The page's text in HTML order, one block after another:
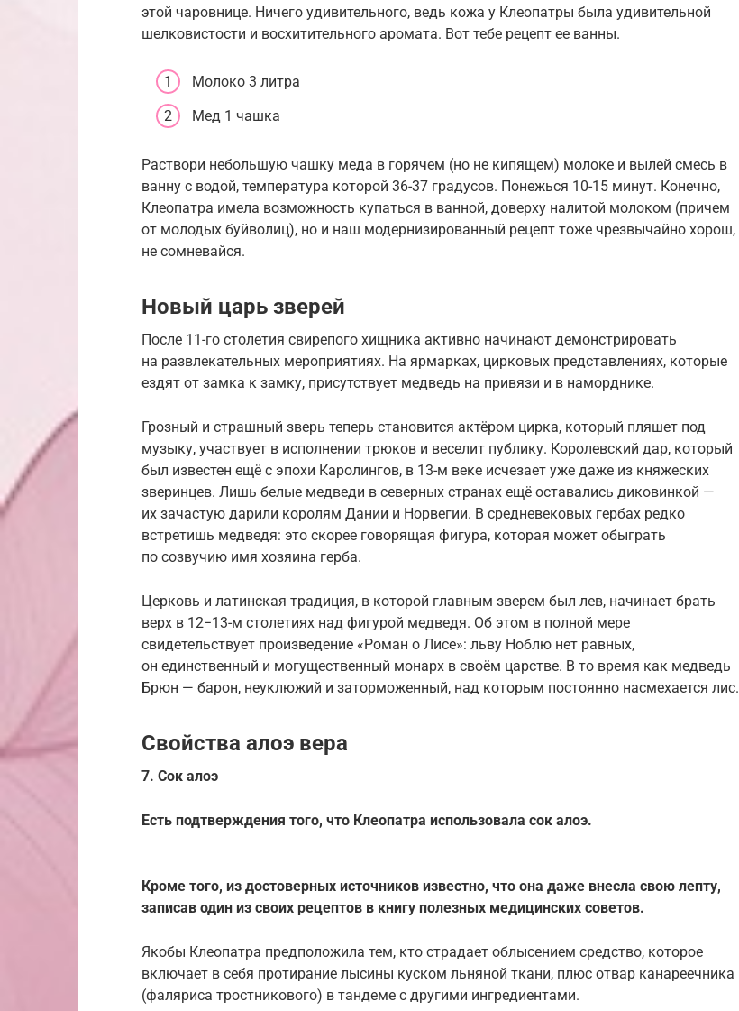
этой чаровнице. Ничего удивительного, ведь кожа у Клеопатры была удивительной
шелковистости и восхитительного аромата. Вот тебе рецепт ее ванны.
Молоко 3 литра
Мед 1 чашка
Раствори небольшую чашку меда в горячем (но не кипящем) молоке и вылей смесь в
ванну с водой, температура которой 36-37 градусов. Понежься 10-15 минут. Конечно,
Клеопатра имела возможность купаться в ванной, доверху налитой молоком (причем
от молодых буйволиц), но и наш модернизированный рецепт тоже чрезвычайно хорош,
не сомневайся.
Новый царь зверей
После 11-го столетия свирепого хищника активно начинают демонстрировать
на развлекательных мероприятиях. На ярмарках, цирковых представлениях, которые
ездят от замка к замку, присутствует медведь на привязи и в наморднике.
Грозный и страшный зверь теперь становится актёром цирка, который пляшет под
музыку, участвует в исполнении трюков и веселит публику. Королевский дар, который
был известен ещё с эпохи Каролингов, в 13-м веке исчезает уже даже из княжеских
зверинцев. Лишь белые медведи в северных странах ещё оставались диковинкой —
их зачастую дарили королям Дании и Норвегии. В средневековых гербах редко
встретишь медведя: это скорее говорящая фигура, которая может обыграть
по созвучию имя хозяина герба.
Церковь и латинская традиция, в которой главным зверем был лев, начинает брать
верх в 12−13-м столетиях над фигурой медведя. Об этом в полной мере
свидетельствует произведение «Роман о Лисе»: льву Ноблю нет равных,
он единственный и могущественный монарх в своём царстве. В то время как медведь
Брюн — барон, неуклюжий и заторможенный, над которым постоянно насмехается лис.
Свойства алоэ вера
7. Сок алоэ
Есть подтверждения того, что Клеопатра использовала сок алоэ.
Кроме того, из достоверных источников известно, что она даже внесла свою лепту,
записав один из своих рецептов в книгу полезных медицинских советов.
Якобы Клеопатра предположила тем, кто страдает облысением средство, которое
включает в себя протирание лысины куском льняной ткани, плюс отвар канареечника
(фаляриса тростникового) в тандеме с другими ингредиентами.